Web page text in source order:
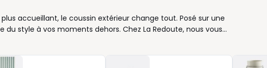
accueillant, le coussin extérieur change tout. Posé sur une
style à vos moments dehors. Chez La Redoute, nous vous
Formats carrés, rectangulaires ou galettes d’assise,
jardin ou rendre un coin repas plus agréable. Pratiques au